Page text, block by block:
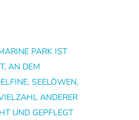
PARK IST
AN DEM
SEELÖWEN,
ANDERER
UND GEPFLEGT